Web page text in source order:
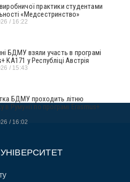
практики студентами
«Медсестринство»
16:22
БДМУ взяли участь в програмі
KA171 у Республіці Австрія
15:43
БДМУ проходить літню
в Румунії по програмі Erasmus+
16:02